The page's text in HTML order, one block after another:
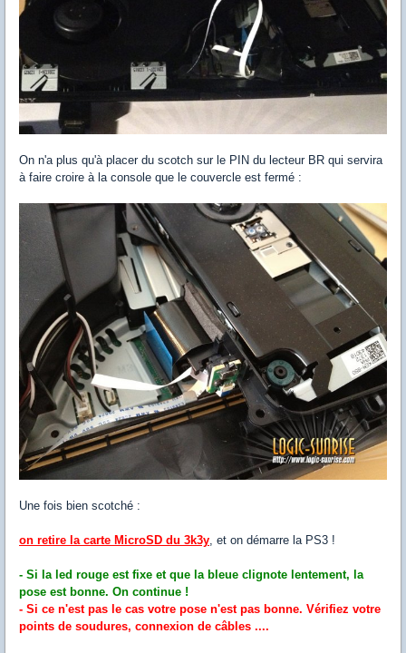
On n'a plus qu'à placer du scotch sur le PIN du lecteur BR qui servira
à faire croire à la console que le couvercle est fermé :
Une fois bien scotché :
on retire la carte MicroSD du 3k3y, et on démarre la PS3 !
- Si la led rouge est fixe et que la bleue clignote lentement, la
pose est bonne. On continue !
- Si ce n'est pas le cas votre pose n'est pas bonne. Vérifiez votre
points de soudures, connexion de câbles ....